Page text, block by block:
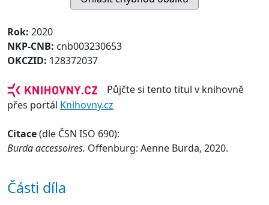
Rok: 2020
NKP-CNB: cnb003230653
OKCZID: 128372037
Půjčte si tento titul v knihovně
přes portál Knihovny.cz
Citace(dle ČSN ISO 690):
Burda accessoires. Offenburg: Aenne Burda, 2020.
Části díla